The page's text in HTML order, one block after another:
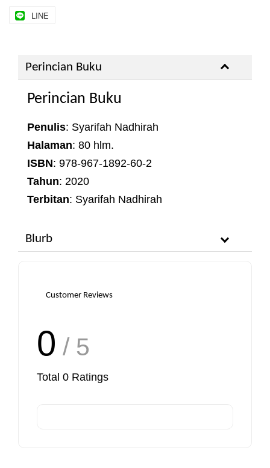
LINE
Perincian Buku
Perincian Buku
Penulis: Syarifah Nadhirah
Halaman: 80 hlm.
ISBN: 978-967-1892-60-2
Tahun: 2020
Terbitan: Syarifah Nadhirah
Blurb
Customer Reviews
0 / 5
Total 0 Ratings